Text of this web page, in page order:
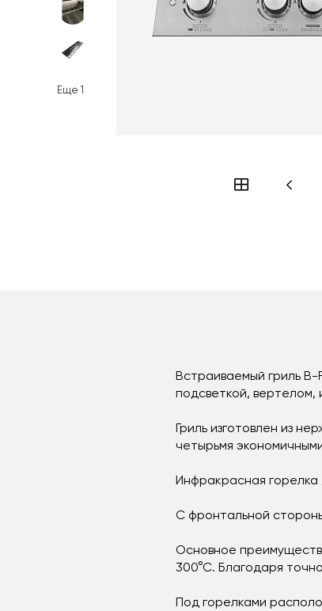
Еще 1
Встраиваемый гриль
подсветкой, вертелом,
Гриль изготовлен из
четырьмя
Инфракрасная горелка
С фронтальной
Основное
300°С. Благодаря
Под горелками